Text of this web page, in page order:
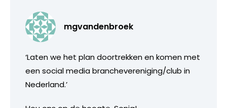
mgvandenbroek
‘Laten we het plan doortrekken en komen met
een social media branchevereniging/club in
Nederland.’